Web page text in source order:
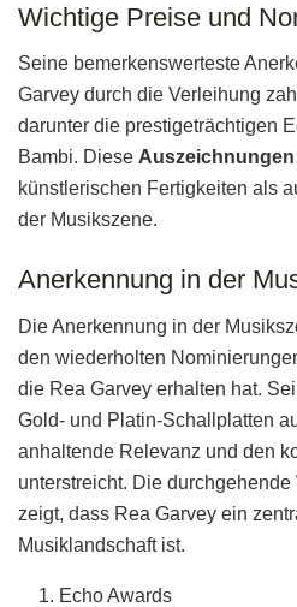
Wichtige Preise und
Seine bemerkenswerteste
Garvey durch die Verleihung
darunter die prestigeträchtigen
Bambi. Diese Auszeichnungen
künstlerischen Fertigkeiten als
der Musikszene.
Anerkennung in der
Die Anerkennung in der
den wiederholten
die Rea Garvey erhalten hat.
Gold- und Platin-Schallplatten
anhaltende Relevanz und den
unterstreicht. Die
zeigt, dass Rea Garvey ein
Musiklandschaft ist.
Echo Awards